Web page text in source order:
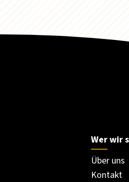
Wer wir
Über uns
Kontakt